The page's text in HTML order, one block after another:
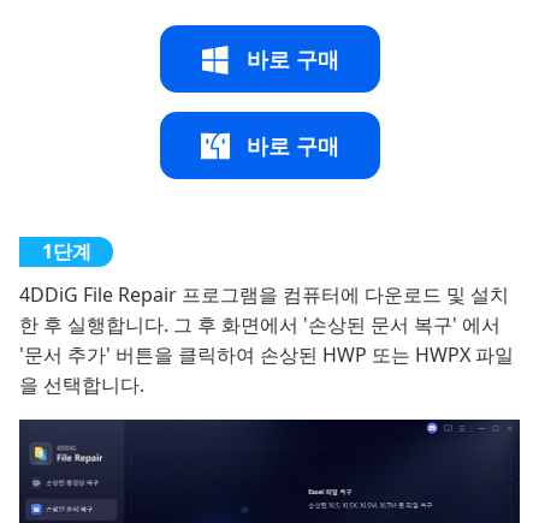
바로 구매
바로 구매
4DDiG File Repair 프로그램을 컴퓨터에 다운로드 및 설치
한 후 실행합니다. 그 후 화면에서 '손상된 문서 복구' 에서
'문서 추가' 버튼을 클릭하여 손상된 HWP 또는 HWPX 파일
을 선택합니다.